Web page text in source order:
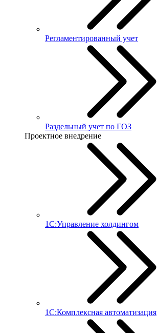
Регламентированный учет
Раздельный учет по ГОЗ
Проектное внедрение
1С:Управление холдингом
1С:Комплексная автоматизация